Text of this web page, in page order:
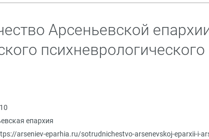
Арсеньевской
психневрологического
епархия
arseniev-eparhia.ru/sotrudnichestvo-arsenevskoj-eparxii-i-